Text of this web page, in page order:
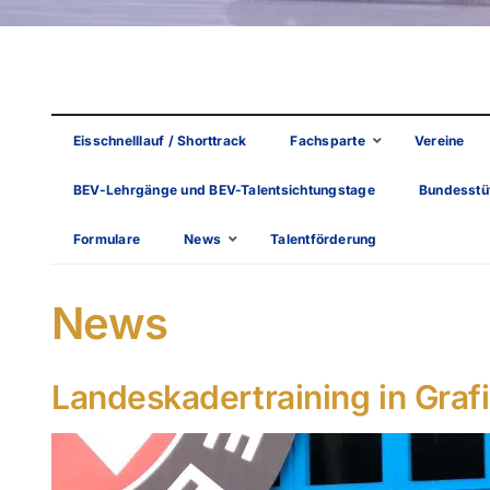
Eisschnelllauf / Shorttrack Fachsparte Vereine
BEV-Lehrgänge und BEV-Talentsichtungstage
Formulare News Talentförderung
News
Landeskadertraining in